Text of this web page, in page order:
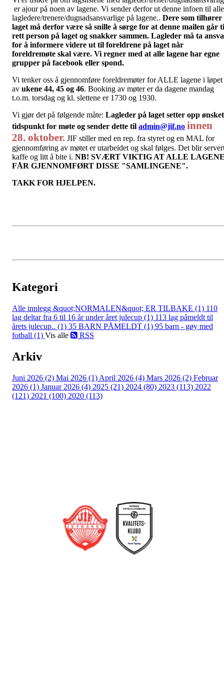
er ajour på noen av lagene. Vi sender derfor ut denne infoen til alle
lagledere/trenere/dugnadsansvarlige på lagene.. Dere som tilhører
laget må derfor være så snille å sørge for at denne mailen går
rett person på laget og snakker sammen. Lagleder må ta
for å informere videre ut til foreldrene på laget når
foreldremøte skal være. Vi regner med at alle lagene har egne
grupper på facebook eller spond.
Vi tenker oss å gjennomføre foreldremøter for ALLE lagene i løpet
av ukene 44, 45 og 46. Booking av møter er da dagene mandag
t.o.m. torsdag og kl. slettene er 1730 og 1930.
Vi gjør det på følgende måte: Lagleder på laget setter opp ønsket
tidspunkt for møte og sender dette til admin@jif.no innen
28. oktober. JIF stiller med en rep. fra styret og en MAL for
gjennomføring av møtet er utarbeidet og skal følges. Det blir
kaffe og litt å bite i. NB! SVÆRT VIKTIG AT ALLE
FÅR GJENNOMFØRT DISSE "SAMLINGENE".
TAKK FOR HJELPEN.
Kategori
Alle innlegg &quot;NORMALEN&quot; ER TILBAKE (1) 110
lag deltar fra 6 til 16 år under året julecup (1) 113 lag påmeldt til
årets julecup.. (1) 35 BARN PÅMELDT (1) 95 barn - gøy med
fotball (1) Vis alle RSS
Arkiv
Juni 2026 (2) Mai 2026 (1) April 2026 (4) Mars 2026 (2) Februar
2026 (1) Januar 2026 (4) 2025 (21) 2024 (80) 2023 (113) 2022
(121) 2021 (100) 2020 (113)